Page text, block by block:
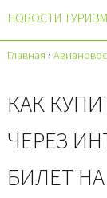
НОВОСТИ
Главная ›
КАК
ЧЕРЕЗ
БИЛЕТ